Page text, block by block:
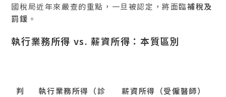
國稅局近年來嚴查的重點，一旦被認定，將面臨補稅及
罰鍰 。
執行業務所得 vs. 薪資所得：本質區別
判
執行業務所得（診
薪資所得（受僱醫師）